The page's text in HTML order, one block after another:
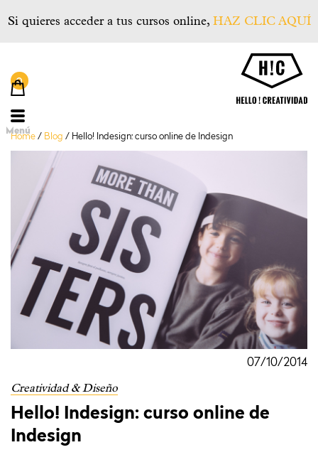
Si quieres acceder a tus cursos online, HAZ CLIC AQUÍ
Menú
Home / Blog / Hello! Indesign: curso online de Indesign
07/10/2014
Creatividad & Diseño
Hello! Indesign: curso online de
Indesign